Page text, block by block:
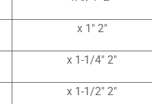
2″ x 1″
2″ x 1-1/4″
2″ x 1-1/2″